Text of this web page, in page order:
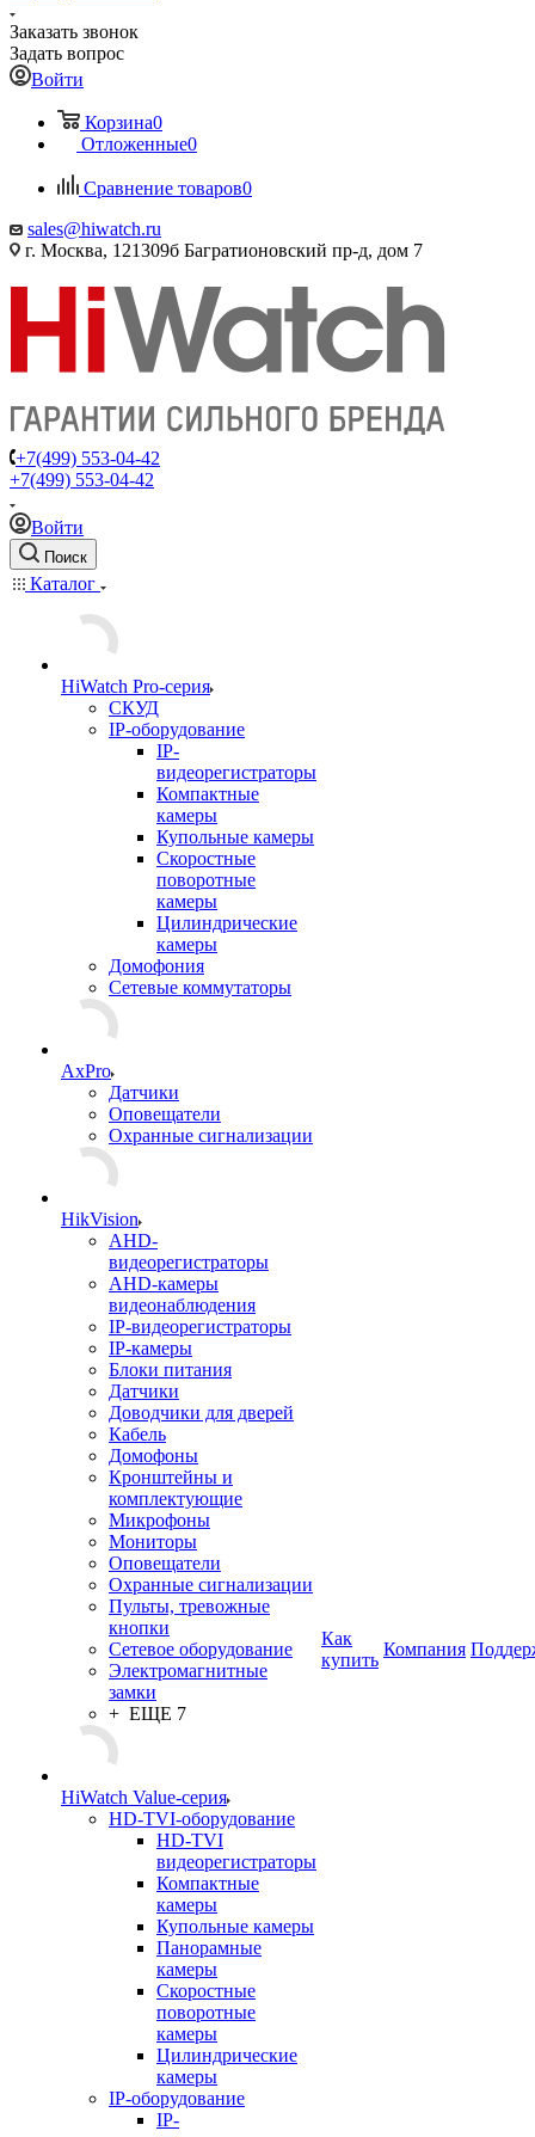
Заказать звонок
Задать вопрос
Войти
Корзина0
Отложенные0
Сравнение товаров0
sales@hiwatch.ru
г. Москва, 121309б Багратионовский пр-д, дом 7
+7(499) 553-04-42
+7(499) 553-04-42
Войти
Поиск
Каталог
HiWatch Pro-серия
CКУД
IP-оборудование
IP-
видеорегистраторы
Компактные
камеры
Купольные камеры
Скоростные
поворотные
камеры
Цилиндрические
камеры
Домофония
Сетевые коммутаторы
AxPro
Датчики
Оповещатели
Охранные сигнализации
HikVision
AHD-
видеорегистраторы
AHD-камеры
видеонаблюдения
IP-видеорегистраторы
IP-камеры
Блоки питания
Датчики
Доводчики для дверей
Кабель
Домофоны
Кронштейны и
комплектующие
Микрофоны
Мониторы
Оповещатели
Охранные сигнализации
Пульты, тревожные
кнопки
Сетевое оборудование
Электромагнитные
замки
+ ЕЩЕ 7
HiWatch Value-серия
HD-TVI-оборудование
HD-TVI
видеорегистраторы
Компактные
камеры
Купольные камеры
Панорамные
камеры
Скоростные
поворотные
камеры
Цилиндрические
камеры
IP-оборудование
IP-
Как
купить
Компания